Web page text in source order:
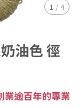
1 / 4
油色 徑
業逾百年的專業